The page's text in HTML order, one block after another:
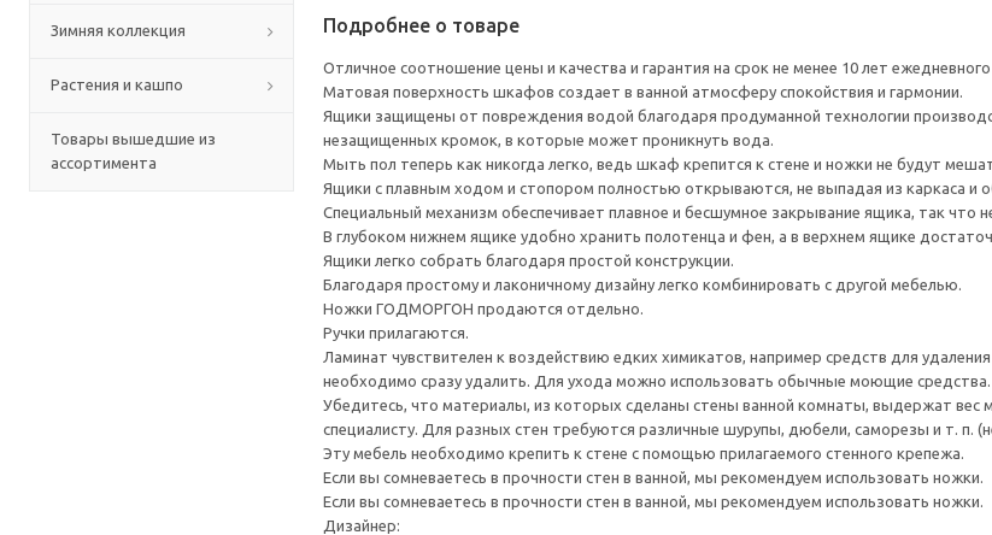
Зимняя коллекция
Растения и кашпо
Товары вышедшие из
ассортимента
Подробнее о товаре
Отличное соотношение цены и качества и гарантия на срок не менее 10 лет
Матовая поверхность шкафов создает в ванной атмосферу спокойствия и гармонии.
Ящики защищены от повреждения водой благодаря продуманной технологии
незащищенных кромок, в которые может проникнуть вода.
Мыть пол теперь как никогда легко, ведь шкаф крепится к стене и ножки не будут
Ящики с плавным ходом и стопором полностью открываются, не выпадая из каркаса и
Специальный механизм обеспечивает плавное и бесшумное закрывание ящика, так что
В глубоком нижнем ящике удобно хранить полотенца и фен, а в верхнем ящике
Ящики легко собрать благодаря простой конструкции.
Благодаря простому и лаконичному дизайну легко комбинировать с другой мебелью.
Ножки ГОДМОРГОН продаются отдельно.
Ручки прилагаются.
Ламинат чувствителен к воздействию едких химикатов, например средств для
необходимо сразу удалить. Для ухода можно использовать обычные моющие средства.
Убедитесь, что материалы, из которых сделаны стены ванной комнаты, выдержат вес
специалисту. Для разных стен требуются различные шурупы, дюбели, саморезы и т. п.
Эту мебель необходимо крепить к стене с помощью прилагаемого стенного крепежа.
Если вы сомневаетесь в прочности стен в ванной, мы рекомендуем использовать ножки.
Если вы сомневаетесь в прочности стен в ванной, мы рекомендуем использовать ножки.
Дизайнер: